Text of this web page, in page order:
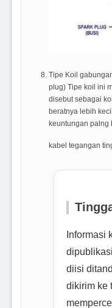
Tipe Koil
plug) Tipe koil ini
disebut sebagai
beratnya lebih
keuntungan palng
kabel tegangan
Informasi
diisi
dikirim ke